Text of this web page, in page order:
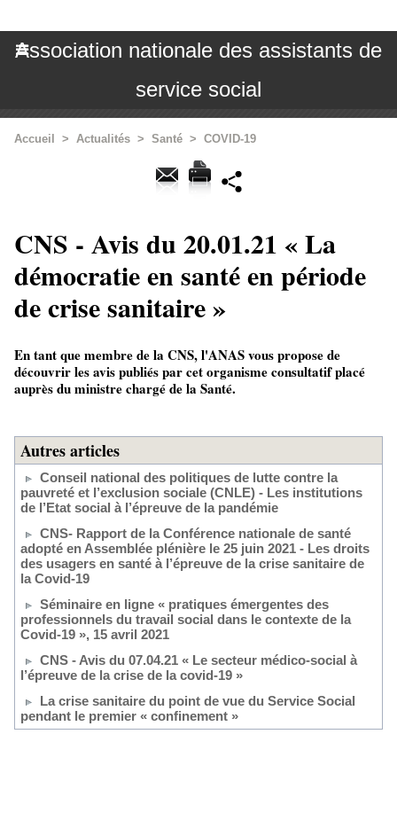
Association nationale des assistants de
service social
Accueil > Actualités > Santé > COVID-19
CNS - Avis du 20.01.21 « La
démocratie en santé en période
de crise sanitaire »
En tant que membre de la CNS, l'ANAS vous propose de
découvrir les avis publiés par cet organisme consultatif placé
auprès du ministre chargé de la Santé.
Autres articles
Conseil national des politiques de lutte contre la
pauvreté et l’exclusion sociale (CNLE) - Les institutions
de l’Etat social à l’épreuve de la pandémie
CNS- Rapport de la Conférence nationale de santé
adopté en Assemblée plénière le 25 juin 2021 - Les droits
des usagers en santé à l’épreuve de la crise sanitaire de
la Covid-19
Séminaire en ligne « pratiques émergentes des
professionnels du travail social dans le contexte de la
Covid-19 », 15 avril 2021
CNS - Avis du 07.04.21 « Le secteur médico-social à
l’épreuve de la crise de la covid-19 »
La crise sanitaire du point de vue du Service Social
pendant le premier « confinement »